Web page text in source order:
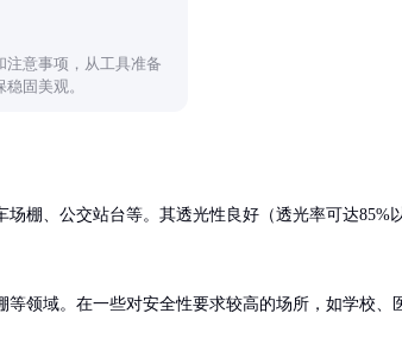
注意事项，从工具准备
固美观。
棚、公交站台等。其透光性良好（透光率可达85%
领域。在一些对安全性要求较高的场所，如学校、